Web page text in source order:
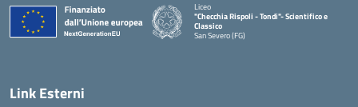
Liceo
"Checchia Rispoli - Tondi"- Scientifico e
Classico
San Severo (FG)
Link Esterni